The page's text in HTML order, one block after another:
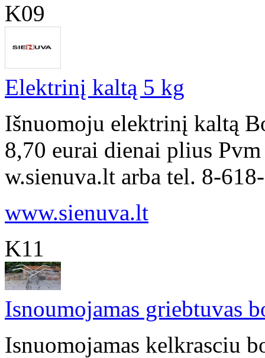
K09
Elektrinį kaltą 5 kg
Išnuomoju elektrinį kaltą
8,70 eurai dienai plius
w.sienuva.lt arba tel. 8-
www.sienuva.lt
K11
Isnoumojamas griebtuvas
Isnuomojamas kelkrasciu